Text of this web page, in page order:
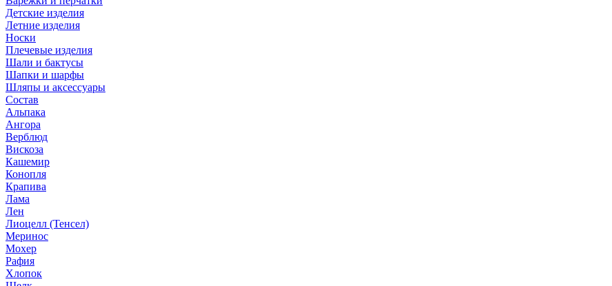
Детские изделия
Летние изделия
Носки
Плечевые изделия
Шали и бактусы
Шапки и шарфы
Шляпы и аксессуары
Состав
Альпака
Ангора
Верблюд
Вискоза
Кашемир
Конопля
Крапива
Лама
Лен
Лиоцелл (Тенсел)
Меринос
Мохер
Рафия
Хлопок